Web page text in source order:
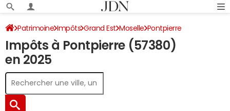
Patrimoine Impôts Grand Est Moselle Pontpierre
Impôt sur le revenu
Impôts à Pontpierre (57380)
en 2025